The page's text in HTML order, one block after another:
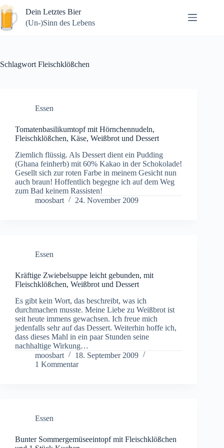
Zum
Inhalt
springen
Dein Letztes Bier
(Un-)Sinn des Lebens
Schlagwort Fleischklößchen
Essen
Tomatenbasilikumtopf mit Hörnchennudeln,
Fleischklößchen, Käse, Weißbrot und Dessert
Ziemlich flüssig. Als Dessert dient ein Pudding
(Ghana feinherb) mit 60% Kakao in der Schokolade!
Gesellt sich zur roten Farbe in meinem Gesicht nun
auch braun! Hoffentlich begegne ich auf dem Weg
zum Bad keinem Rassisten!
moosbart
24. November 2009
Essen
Kräftige Zwiebelsuppe leicht gebunden, mit
Fleischklößchen, Weißbrot und Dessert
Es gibt kein Wort, das beschreibt, was ich
durchmachen musste. Meine Liebe zu Weißbrot ist
seit heute immens gewachsen. Ich freue mich
jedenfalls sehr auf das Dessert. Weiterhin hoffe ich,
dass dieses Mahl in ein paar Stunden seine
nachhaltige Wirkung…
moosbart
18. September 2009
1 Kommentar
Essen
Bunter Sommergemüseeintopf mit Fleischklößchen